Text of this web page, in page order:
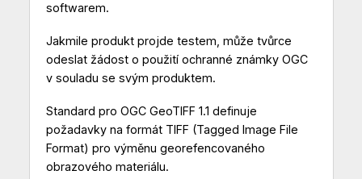
softwarem.
Jakmile produkt projde testem, může tvůrce
odeslat žádost o použití ochranné známky OGC
v souladu se svým produktem.
Standard pro OGC GeoTIFF 1.1 definuje
požadavky na formát TIFF (Tagged Image File
Format) pro výměnu georefencovaného
obrazového materiálu.